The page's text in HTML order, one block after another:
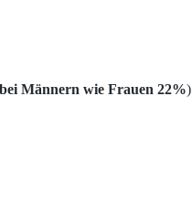
Männern wie Frauen 22%)